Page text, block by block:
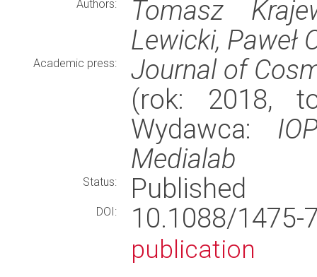
Authors:
Tomasz
Lewicki, Paweł
Academic press:
Journal of
(rok: 2018,
Wydawca:
Medialab
Status: Published
DOI: 10.1088/
publication